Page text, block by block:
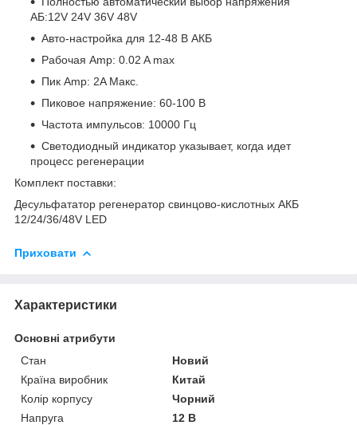
АБ:12V 24V 36V 48V
Авто-настройка для 12-48 В АКБ
Рабочая Amp: 0.02 A max
Пик Amp: 2A Макс.
Пиковое напряжение: 60-100 В
Частота импульсов: 10000 Гц
Светодиодный индикатор указывает, когда идет
процесс регенерации
Комплект поставки:
Десульфататор регенератор свинцово-кислотных АКБ
12/24/36/48V LED
Приховати
Характеристики
Основні атрибути
Стан
Новий
Країна виробник
Китай
Колір корпусу
Чорний
Напруга
12 В